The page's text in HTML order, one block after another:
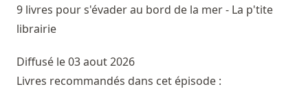
9 livres pour s'évader au bord de la mer - La p'tite
librairie
Diffusé le 03 aout 2026
Livres recommandés dans cet épisode :